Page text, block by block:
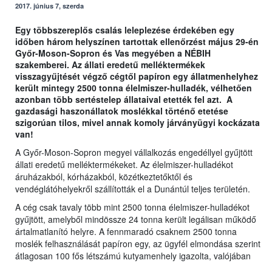
2017. június 7, szerda
Egy többszereplős csalás leleplezése érdekében egy
időben három helyszínen tartottak ellenőrzést május 29-én
Győr-Moson-Sopron és Vas megyében a NÉBIH
szakemberei. Az állati eredetű melléktermékek
visszagyűjtését végző cégtől papíron egy állatmenhelyhez
került mintegy 2500 tonna élelmiszer-hulladék, vélhetően
azonban több sertéstelep állataival etették fel azt. A
gazdasági haszonállatok moslékkal történő etetése
szigorúan tilos, mivel annak komoly járványügyi kockázata
van!
A Győr-Moson-Sopron megyei vállalkozás engedéllyel gyűjtött
állati eredetű melléktermékeket. Az élelmiszer-hulladékot
áruházakból, kórházakból, közétkeztetőktől és
vendéglátóhelyekről szállították el a Dunántúl teljes területén.
A cég csak tavaly több mint 2500 tonna élelmiszer-hulladékot
gyűjtött, amelyből mindössze 24 tonna került legálisan működő
ártalmatlanító helyre. A fennmaradó csaknem 2500 tonna
moslék felhasználását papíron egy, az ügyfél elmondása szerint
átlagosan 100 fős létszámú kutyamenhely igazolta, valójában